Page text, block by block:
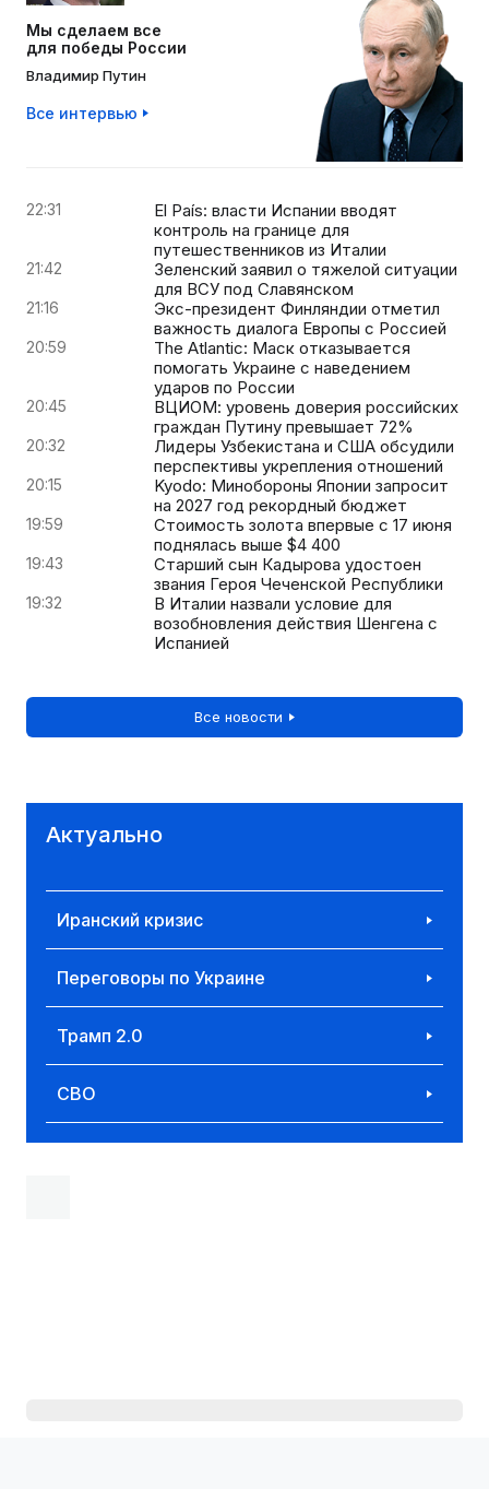
Мы сделаем все
для победы России
Владимир Путин
Все интервью
22:31
El País: власти Испании вводят
контроль на границе для
путешественников из Италии
21:42
Зеленский заявил о тяжелой ситуации
для ВСУ под Славянском
21:16
Экс-президент Финляндии отметил
важность диалога Европы с Россией
20:59
The Atlantic: Маск отказывается
помогать Украине с наведением
ударов по России
20:45
ВЦИОМ: уровень доверия российских
граждан Путину превышает 72%
20:32
Лидеры Узбекистана и США обсудили
перспективы укрепления отношений
20:15
Kyodo: Минобороны Японии запросит
на 2027 год рекордный бюджет
19:59
Стоимость золота впервые с 17 июня
поднялась выше $4 400
19:43
Старший сын Кадырова удостоен
звания Героя Чеченской Республики
19:32
В Италии назвали условие для
возобновления действия Шенгена с
Испанией
Все новости
Актуально
Иранский кризис
Переговоры по Украине
Трамп 2.0
СВО